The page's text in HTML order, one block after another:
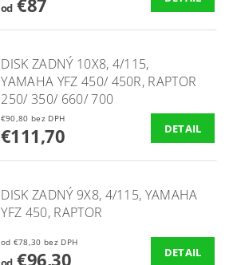
od€87
DISK ZADNÝ 10X8, 4/115,
YAMAHA YFZ 450/ 450R, RAPTOR
250/ 350/ 660/ 700
€90,80 bez DPH
€111,70 DETAIL
DISK ZADNÝ 9X8, 4/115, YAMAHA
YFZ 450, RAPTOR
od €78,30 bez DPH
€96,30 DETAIL